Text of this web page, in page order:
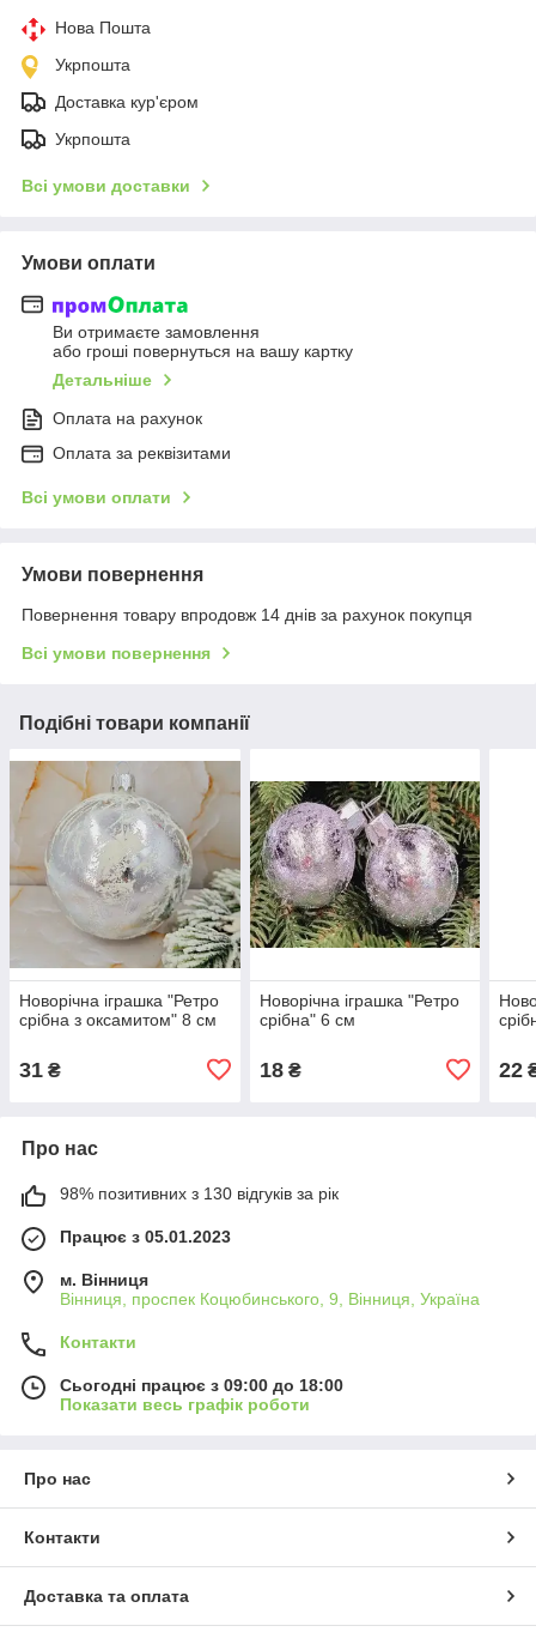
Нова Пошта
Укрпошта
Доставка кур'єром
Укрпошта
Всі умови доставки
Умови оплати
Ви отримаєте замовлення
або гроші повернуться на вашу картку
Детальніше
Оплата на рахунок
Оплата за реквізитами
Всі умови оплати
Умови повернення
Повернення товару впродовж 14 днів за рахунок покупця
Всі умови повернення
Подібні товари компанії
Новорічна іграшка "Ретро
срібна з оксамитом" 8 см
31 ₴
Новорічна іграшка "Ретро
срібна" 6 см
18₴ 22
Про нас
98% позитивних з 130 відгуків за рік
Працює з 05.01.2023
м. Вінниця
Вінниця, проспек Коцюбинського, 9, Вінниця, Україна
Контакти
Сьогодні працює з 09:00 до 18:00
Показати весь графік роботи
Про нас
Контакти
Доставка та оплата